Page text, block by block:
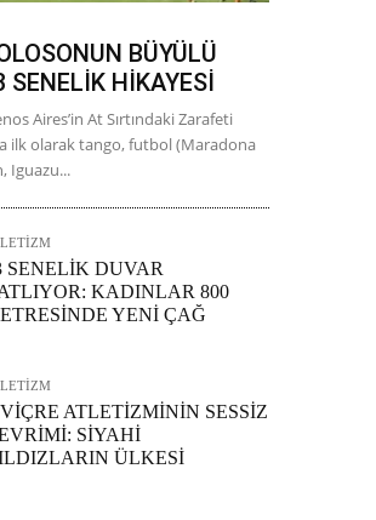
BÜYÜLÜ
SENELİK HİKAYESİ
Aires’in At Sırtındaki Zarafeti
ilk olarak tango, futbol (Maradona
Iguazu...
SENELİK DUVAR
KADINLAR 800
YENİ ÇAĞ
ATLETİZMİNİN SESSİZ
SİYAHİ
ÜLKESİ